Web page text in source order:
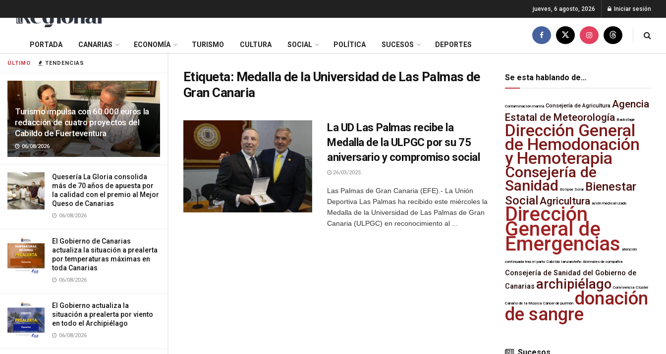
ÚLTIMO TENDENCIAS
Turismo impulsa con 60.000 euros la
redacción de cuatro proyectos del
Cabildo de Fuerteventura
06/08/2026
Quesería La Gloria consolida
más de 70 años de apuesta por
la calidad con el premio al Mejor
Queso de Canarias
06/08/2026
El Gobierno de Canarias
actualiza la situación a prealerta
por temperaturas máximas en
toda Canarias
06/08/2026
El Gobierno actualiza la
situación a prealerta por viento
en todo el Archipiélago
06/08/2026
jueves, 6 agosto, 2026 Iniciar sesión
PORTADA CANARIAS ECONOMÍA TURISMO CULTURA SOCIAL POLÍTICA SUCESOS DEPORTES
Etiqueta: Medalla de la Universidad de Las Palmas de
Gran Canaria
La UD Las Palmas recibe la
Medalla de la ULPGC por su 75
aniversario y compromiso social
26/03/2025
Las Palmas de Gran Canaria (EFE).- La Unión
Deportiva Las Palmas ha recibido este miércoles la
Medalla de la Universidad de Las Palmas de Gran
Canaria (ULPGC) en reconocimiento al ...
Se esta hablando de…
Contaminación marina Consejería de Agricultura Agencia
Estatal de Meteorología Backstage
Dirección General
de Hemodonación
y Hemoterapia
Consejería de
Sanidad Eclipse Solar Bienestar
Social Agricultura avión medicalizado
Dirección
General de
Emergencias atención
continuada tras el parto Cabildo lanzaroteño Animales de compañía
Consejería de Sanidad del Gobierno de
Canarias archipiélago Convivencia Clúster
Canario de la Música Cáncer de pulmón donación
de sangre